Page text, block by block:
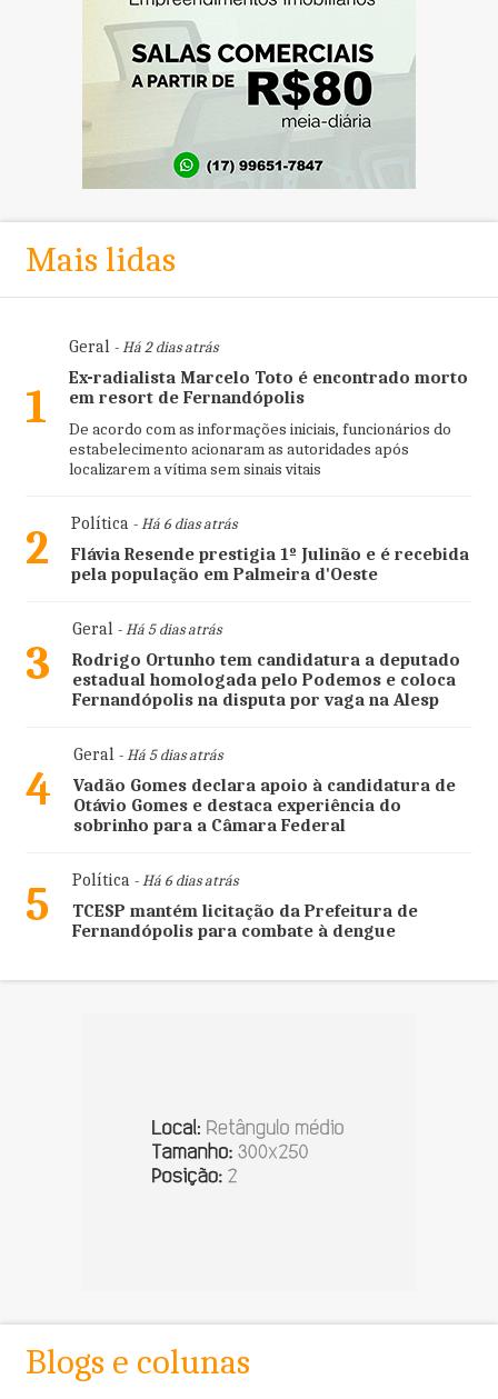
Mais lidas
1
Geral- Há 2 dias atrás
Ex-radialista Marcelo Toto é encontrado morto
em resort de Fernandópolis
De acordo com as informações iniciais, funcionários do
estabelecimento acionaram as autoridades após
localizarem a vítima sem sinais vitais
2 Política- Há 6 dias atrás
Flávia Resende prestigia 1º Julinão e é recebida
pela população em Palmeira d'Oeste
3
Geral- Há 5 dias atrás
Rodrigo Ortunho tem candidatura a deputado
estadual homologada pelo Podemos e coloca
Fernandópolis na disputa por vaga na Alesp
4
Geral- Há 5 dias atrás
Vadão Gomes declara apoio à candidatura de
Otávio Gomes e destaca experiência do
sobrinho para a Câmara Federal
5 Política- Há 6 dias atrás
TCESP mantém licitação da Prefeitura de
Fernandópolis para combate à dengue
Blogs e colunas